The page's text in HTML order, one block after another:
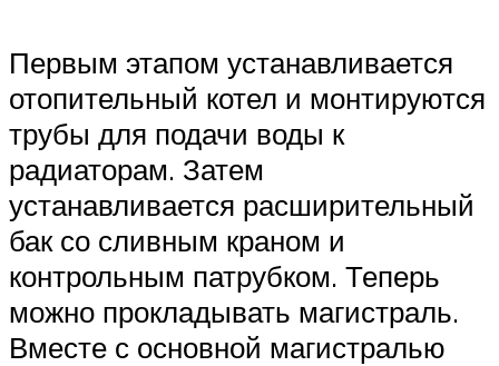
Первым этапом устанавливается
отопительный котел и монтируются
трубы для подачи воды к
радиаторам. Затем
устанавливается расширительный
бак со сливным краном и
контрольным патрубком. Теперь
можно прокладывать магистраль.
Вместе с основной магистралью